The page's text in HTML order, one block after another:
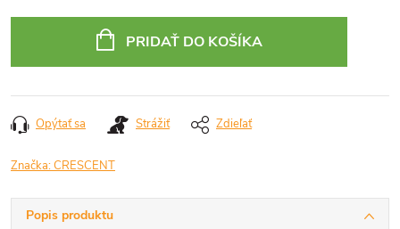
PRIDAŤ DO KOŠÍKA
Opýtať sa Strážiť Zdieľať
Značka:CRESCENT
Popis produktu